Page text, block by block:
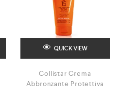
QUICK VIEW
Collistar Crema
Abbronzante Protettiva